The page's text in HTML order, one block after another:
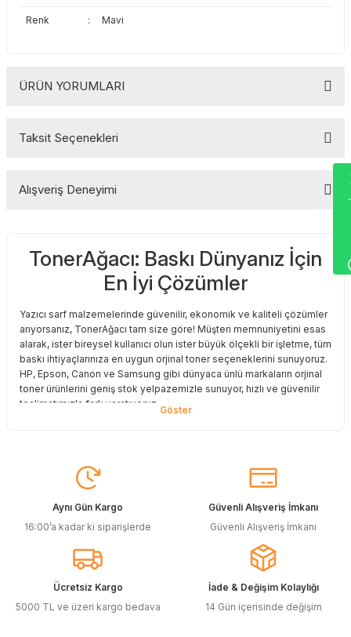
Renk : Mavi
ÜRÜN YORUMLARI
Taksit Seçenekleri
Alışveriş Deneyimi
Sitemize ilk yorumu siz yapın!
TonerAğacı: Baskı Dünyanız İçin
En İyi Çözümler
Yazıcı sarf malzemelerinde güvenilir, ekonomik ve kaliteli çözümler
arıyorsanız, TonerAğacı tam size göre! Müşteri memnuniyetini esas
alarak, ister bireysel kullanıcı olun ister büyük ölçekli bir işletme, tüm
baskı ihtiyaçlarınıza en uygun orjinal toner seçeneklerini sunuyoruz.
HP, Epson, Canon ve Samsung gibi dünyaca ünlü markaların orjinal
toner ürünlerini geniş stok yelpazemizle sunuyor, hızlı ve güvenilir
teslimatımızla fark yaratıyoruz.
istiyorsunuz? O halde muadil toner çözümlerimize göz atmalısınız!
Muadil toner ürünlerimiz, orijinal kalitesine en yakın performansı
sunacak şekilde test edilmiştir. Böylece, baskı kalitenizden ödün
vermeden bütçenizi koruyabilirsiniz. Özellikle büyük hacimli
baskılar yapan işletmeler için muadil toner, tasarruf sağlamanın en
akıllı yollarından biri!
Orjinal Kartuşun Önemi
kartuş kullanımı oldukça önemlidir. TonerAğacı, HP ve Epson gibi
Aynı Gün Kargo
16:00’a kadar ki siparişlerde
Güvenli Alışveriş İmkanı
Güvenli Alışveriş İmkanı
Ücretsiz Kargo
5000 TL ve üzeri kargo bedava
İade & Değişim Kolaylığı
14 Gün içerisinde değişim